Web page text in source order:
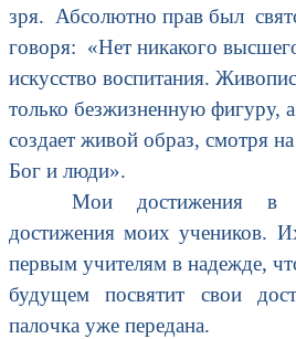
зря. Абсолютно прав был
говоря: «Нет никакого
искусство воспитания.
только безжизненную фигуру,
создает живой образ, смотря
Бог и люди».
Мои достижения в
достижения моих учеников.
первым учителям в надежде,
будущем посвятит свои
палочка уже передана.